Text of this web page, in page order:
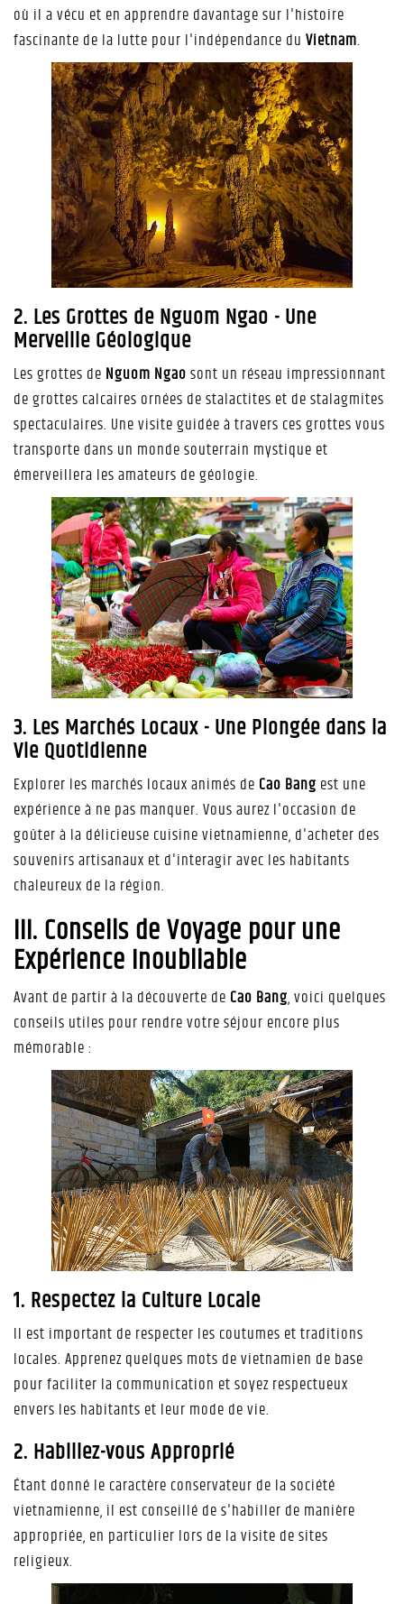
où il a vécu et en apprendre davantage sur l'histoire
fascinante de la lutte pour l'indépendance du Vietnam.
2. Les Grottes de Nguom Ngao - Une
Merveille Géologique
Les grottes de Nguom Ngaosont un réseau impressionnant
de grottes calcaires ornées de stalactites et de stalagmites
spectaculaires. Une visite guidée à travers ces grottes vous
transporte dans un monde souterrain mystique et
émerveillera les amateurs de géologie.
3. Les Marchés Locaux - Une Plongée dans la
Vie Quotidienne
Explorer les marchés locaux animés de Cao Bang est une
expérience à ne pas manquer. Vous aurez l'occasion de
goûter à la délicieuse cuisine vietnamienne, d'acheter des
souvenirs artisanaux et d'interagir avec les habitants
chaleureux de la région.
III. Conseils de Voyage pour une
Expérience Inoubliable
Avant de partir à la découverte de Cao Bang, voici quelques
conseils utiles pour rendre votre séjour encore plus
mémorable :
1. Respectez la Culture Locale
Il est important de respecter les coutumes et traditions
locales. Apprenez quelques mots de vietnamien de base
pour faciliter la communication et soyez respectueux
envers les habitants et leur mode de vie.
2. Habillez-vous Approprié
Étant donné le caractère conservateur de la société
vietnamienne, il est conseillé de s'habiller de manière
appropriée, en particulier lors de la visite de sites
religieux.